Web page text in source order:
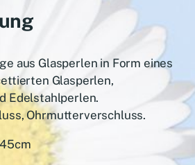
aus Glasperlen in Form eines
Glasperlen,
Edelstahlperlen.
Ohrmutterverschluss.